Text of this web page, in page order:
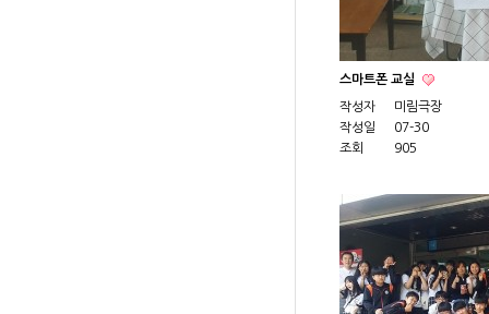
스마트폰 교실
작성자
미림극장
작성일
07-30
조회
905